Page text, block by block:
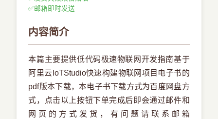
✅邮箱即时发送
内容简介
本篇主要提供低代码极速物联网开发指南基于
阿里云IoTStudio快速构建物联网项目电子书的
pdf版本下载，本电子书下载方式为百度网盘方
式，点击以上按钮下单完成后即会通过邮件和
网页的方式发货，有问题请联系邮箱